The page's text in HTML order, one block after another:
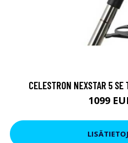
CELESTRON NEXSTAR 5
1099